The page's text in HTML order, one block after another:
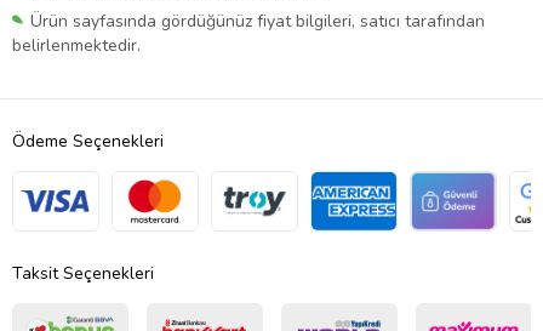
Ürün sayfasında gördüğünüz fiyat bilgileri, satıcı tarafından
belirlenmektedir.
Ödeme Seçenekleri
Taksit Seçenekleri